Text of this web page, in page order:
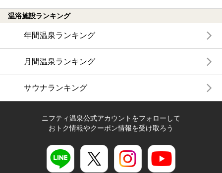
温浴施設ランキング
年間温泉ランキング
月間温泉ランキング
サウナランキング
ニフティ温泉公式アカウントをフォローして
おトク情報やクーポン情報を受け取ろう